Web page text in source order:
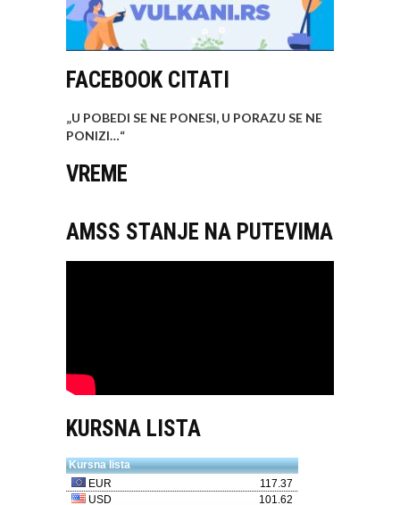
FACEBOOK CITATI
„U POBEDI SE NE PONESI, U PORAZU SE NE
PONIZI…“
VREME
AMSS STANJE NA PUTEVIMA
KURSNA LISTA